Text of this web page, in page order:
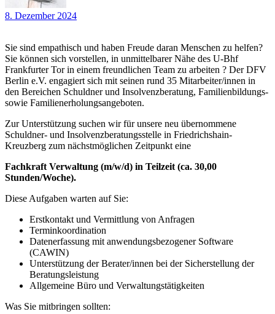
8. Dezember 2024
Sie sind empathisch und haben Freude daran Menschen zu helfen?
Sie können sich vorstellen, in unmittelbarer Nähe des U-Bhf
Frankfurter Tor in einem freundlichen Team zu arbeiten ? Der DFV
Berlin e.V. engagiert sich mit seinen rund 35 Mitarbeiter/innen in
den Bereichen Schuldner und Insolvenzberatung, Familienbildungs-
sowie Familienerholungsangeboten.
Zur Unterstützung suchen wir für unsere neu übernommene
Schuldner- und Insolvenzberatungsstelle in Friedrichshain-
Kreuzberg zum nächstmöglichen Zeitpunkt eine
Fachkraft Verwaltung (m/w/d) in Teilzeit (ca. 30,00
Stunden/Woche).
Diese Aufgaben warten auf Sie:
Erstkontakt und Vermittlung von Anfragen
Terminkoordination
Datenerfassung mit anwendungsbezogener Software
(CAWIN)
Unterstützung der Berater/innen bei der Sicherstellung der
Beratungsleistung
Allgemeine Büro und Verwaltungstätigkeiten
Was Sie mitbringen sollten: